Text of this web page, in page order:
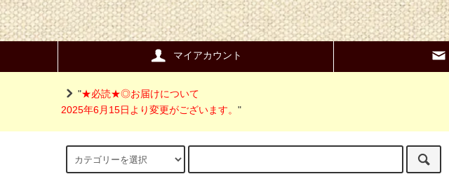
マイアカウント
"★必読★◎お届けについて
2025年6月15日より変更がございます。 "